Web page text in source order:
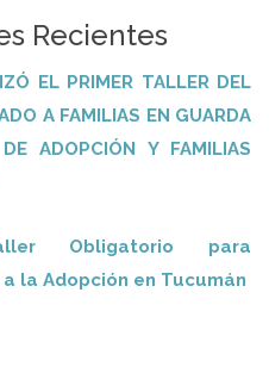
Recientes
EL PRIMER TALLER DEL
A FAMILIAS EN GUARDA
ADOPCIÓN Y FAMILIAS
Obligatorio para
la Adopción en Tucumán